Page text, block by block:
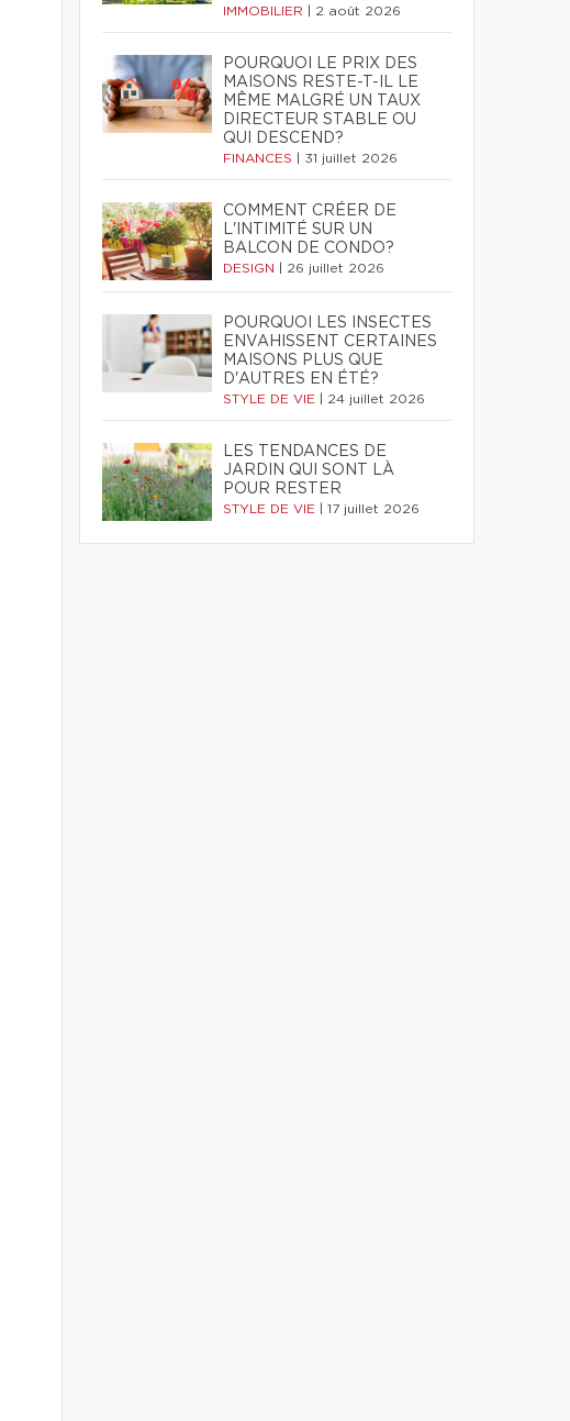
IMMOBILIER 2 août 2026
POURQUOI LE PRIX DES
MAISONS RESTE-T-IL LE
MÊME MALGRÉ UN TAUX
DIRECTEUR STABLE OU
QUI DESCEND?
FINANCES 31 juillet 2026
COMMENT CRÉER DE
L'INTIMITÉ SUR UN
BALCON DE CONDO?
DESIGN 26 juillet 2026
POURQUOI LES INSECTES
ENVAHISSENT CERTAINES
MAISONS PLUS QUE
D'AUTRES EN ÉTÉ?
STYLE DE VIE 24 juillet 2026
LES TENDANCES DE
JARDIN QUI SONT LÀ
POUR RESTER
STYLE DE VIE 17 juillet 2026